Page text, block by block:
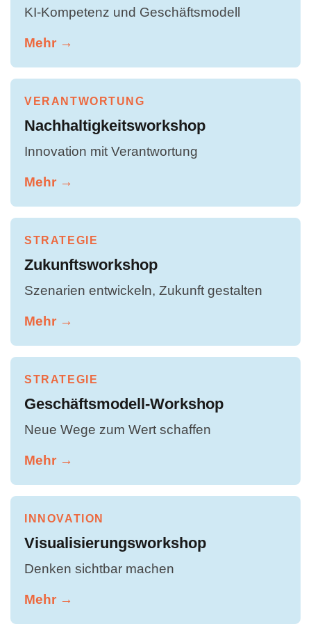
KI-Kompetenz und Geschäftsmodell
Mehr →
VERANTWORTUNG
Nachhaltigkeitsworkshop
Innovation mit Verantwortung
Mehr →
STRATEGIE
Zukunftsworkshop
Szenarien entwickeln, Zukunft gestalten
Mehr →
STRATEGIE
Geschäftsmodell-Workshop
Neue Wege zum Wert schaffen
Mehr →
INNOVATION
Visualisierungsworkshop
Denken sichtbar machen
Mehr →